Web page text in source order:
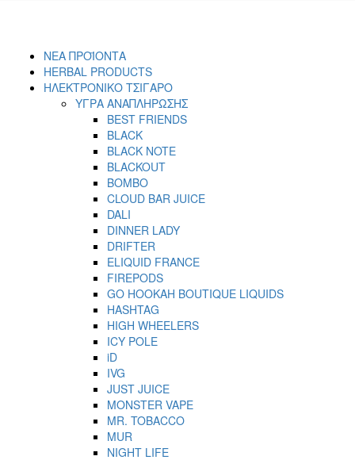
ΝΕΑ ΠΡΟΪΟΝΤΑ
HERBAL PRODUCTS
ΗΛΕΚΤΡΟΝΙΚΟ ΤΣΙΓΑΡΟ
ΥΓΡΑ ΑΝΑΠΛΗΡΩΣΗΣ
BEST FRIENDS
BLACK
BLACK NOTE
BLACKOUT
BOMBO
CLOUD BAR JUICE
DALI
DINNER LADY
DRIFTER
ELIQUID FRANCE
FIREPODS
GO HOOKAH BOUTIQUE LIQUIDS
HASHTAG
HIGH WHEELERS
ICY POLE
iD
IVG
JUST JUICE
MONSTER VAPE
MR. TOBACCO
MUR
NIGHT LIFE